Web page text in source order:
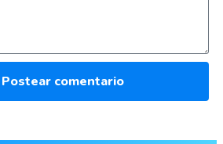
Postear comentario